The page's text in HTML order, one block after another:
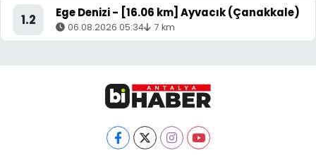
1.2 Ege Denizi - [16.06 km] Ayvacık (Çanakkale)
06.08.2026 05:34 7 km